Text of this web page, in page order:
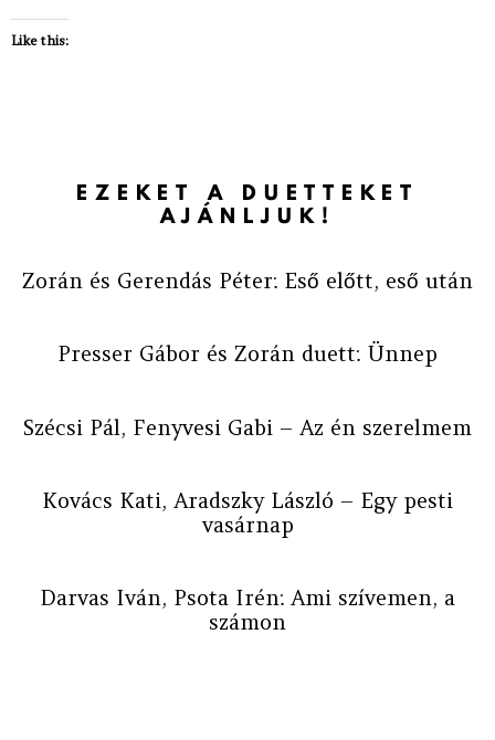
Like this:
EZEKET A DUETTEKET
AJÁNLJUK!
Zorán és Gerendás Péter: Eső előtt, eső után
Presser Gábor és Zorán duett: Ünnep
Szécsi Pál, Fenyvesi Gabi – Az én szerelmem
Kovács Kati, Aradszky László – Egy pesti
vasárnap
Darvas Iván, Psota Irén: Ami szívemen, a
számon